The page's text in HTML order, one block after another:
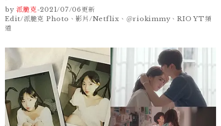
by 派脆克-2021/07/06更新
Edit/派脆克 Photo、影片/Netflix、＠riokimmy、RIO YT頻
道